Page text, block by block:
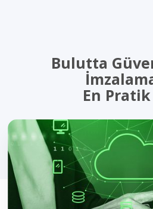
İletişim
İNDİR
ücretsiz
Bulutta
En